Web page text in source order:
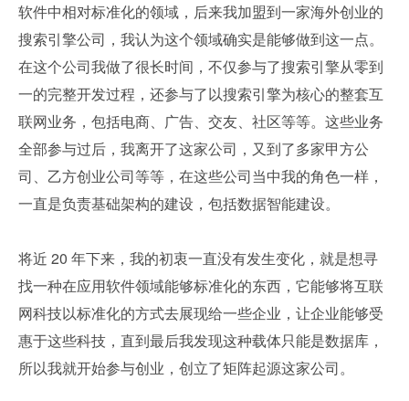
软件中相对标准化的领域，后来我加盟到一家海外创业的
搜索引擎公司，我认为这个领域确实是能够做到这一点。
在这个公司我做了很长时间，不仅参与了搜索引擎从零到
一的完整开发过程，还参与了以搜索引擎为核心的整套互
联网业务，包括电商、广告、交友、社区等等。这些业务
全部参与过后，我离开了这家公司，又到了多家甲方公
司、乙方创业公司等等，在这些公司当中我的角色一样，
一直是负责基础架构的建设，包括数据智能建设。
将近 20 年下来，我的初衷一直没有发生变化，就是想寻
找一种在应用软件领域能够标准化的东西，它能够将互联
网科技以标准化的方式去展现给一些企业，让企业能够受
惠于这些科技，直到最后我发现这种载体只能是数据库，
所以我就开始参与创业，创立了矩阵起源这家公司。